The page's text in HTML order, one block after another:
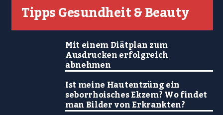
Tipps Gesundheit & Beauty
Mit einem Diätplan zum
Ausdrucken erfolgreich
abnehmen
Ist meine Hautentzüng ein
seborrhoisches Ekzem? Wo findet
man Bilder von Erkrankten?